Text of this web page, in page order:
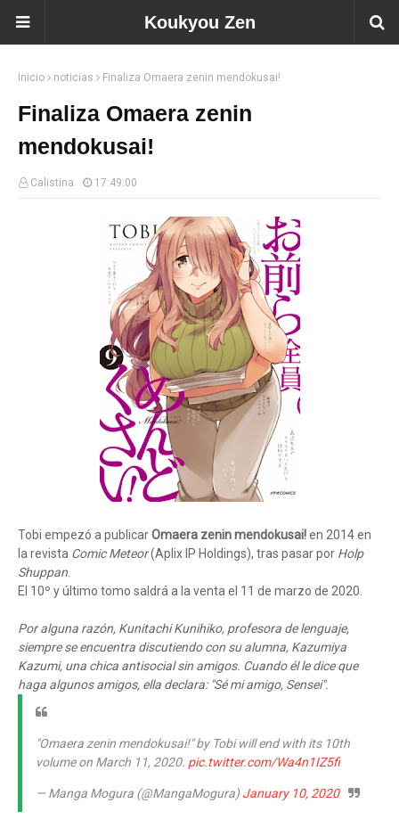
Koukyou Zen
Inicio noticias Finaliza Omaera zenin mendokusai!
Finaliza Omaera zenin
mendokusai!
Calistina 17:49:00
Tobi empezó a publicarOmaera zenin mendokusai!en 2014 en
la revista Comic Meteor(Aplix IP Holdings), tras pasar por Holp
Shuppan
El 10º y último tomo saldrá a la venta el 11 de marzo de 2020.
Por alguna razón, Kunitachi Kunihiko, profesora de lenguaje,
siempre se encuentra discutiendo con su alumna, Kazumiya
Kazumi, una chica antisocial sin amigos. Cuando él le dice que
haga algunos amigos, ella declara: "Sé mi amigo, Sensei".
"Omaera zenin mendokusai!" by Tobi will end with its 10th
volume on March 11, 2020. pic.twitter.com/Wa4n1IZ5fi
— Manga Mogura (@MangaMogura)January 10, 2020